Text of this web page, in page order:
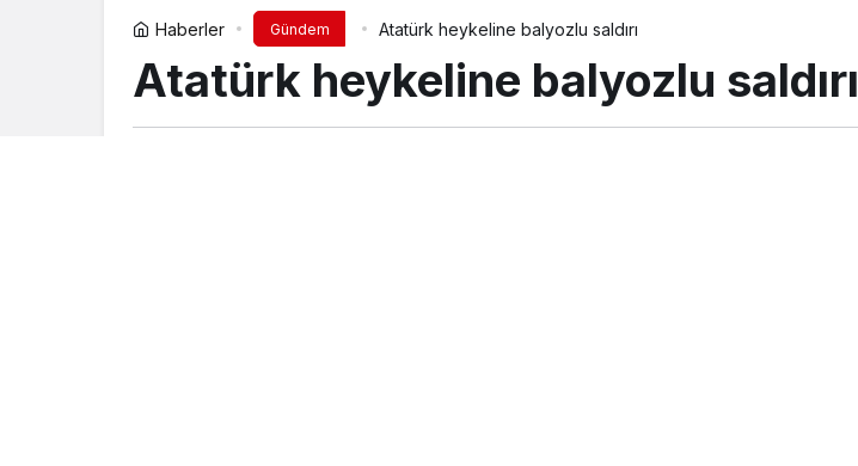
Haberler Gündem Atatürk heykeline balyozlu saldırı
Atatürk heykeline balyozlu saldırı